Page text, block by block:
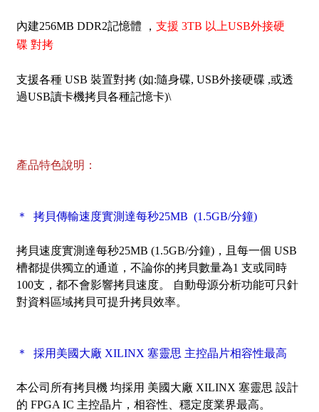
內建256MB DDR2記憶體 ， 支援 3TB 以上USB外接硬
碟 對拷
支援各種 USB 裝置對拷 (如:隨身碟, USB外接硬碟 ,或透
過USB讀卡機拷貝各種記憶卡)\
產品特色說明：
＊ 拷貝傳輸速度實測達每秒25MB (1.5GB/分鐘)
拷貝速度實測達每秒25MB (1.5GB/分鐘)，且每一個 USB
槽都提供獨立的通道，不論你的拷貝數量為1 支或同時
100支，都不會影響拷貝速度。 自動母源分析功能可只針
對資料區域拷貝可提升拷貝效率。
＊ 採用美國大廠 XILINX 塞靈思 主控晶片相容性最高
本公司所有拷貝機 均採用 美國大廠 XILINX 塞靈思 設計
的 FPGA IC 主控晶片，相容性、穩定度業界最高。